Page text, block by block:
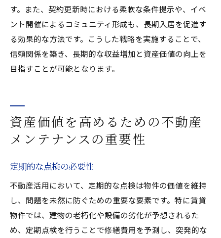
す。また、契約更新時における柔軟な条件提示や、イベ
ント開催によるコミュニティ形成も、長期入居を促進す
る効果的な方法です。こうした戦略を実施することで、
信頼関係を築き、長期的な収益増加と資産価値の向上を
目指すことが可能となります。
資産価値を高めるための不動産
メンテナンスの重要性
定期的な点検の必要性
不動産活用において、定期的な点検は物件の価値を維持
し、問題を未然に防ぐための重要な要素です。特に賃貸
物件では、建物の老朽化や設備の劣化が予想されるた
め、定期点検を行うことで修繕費用を予測し、突発的な